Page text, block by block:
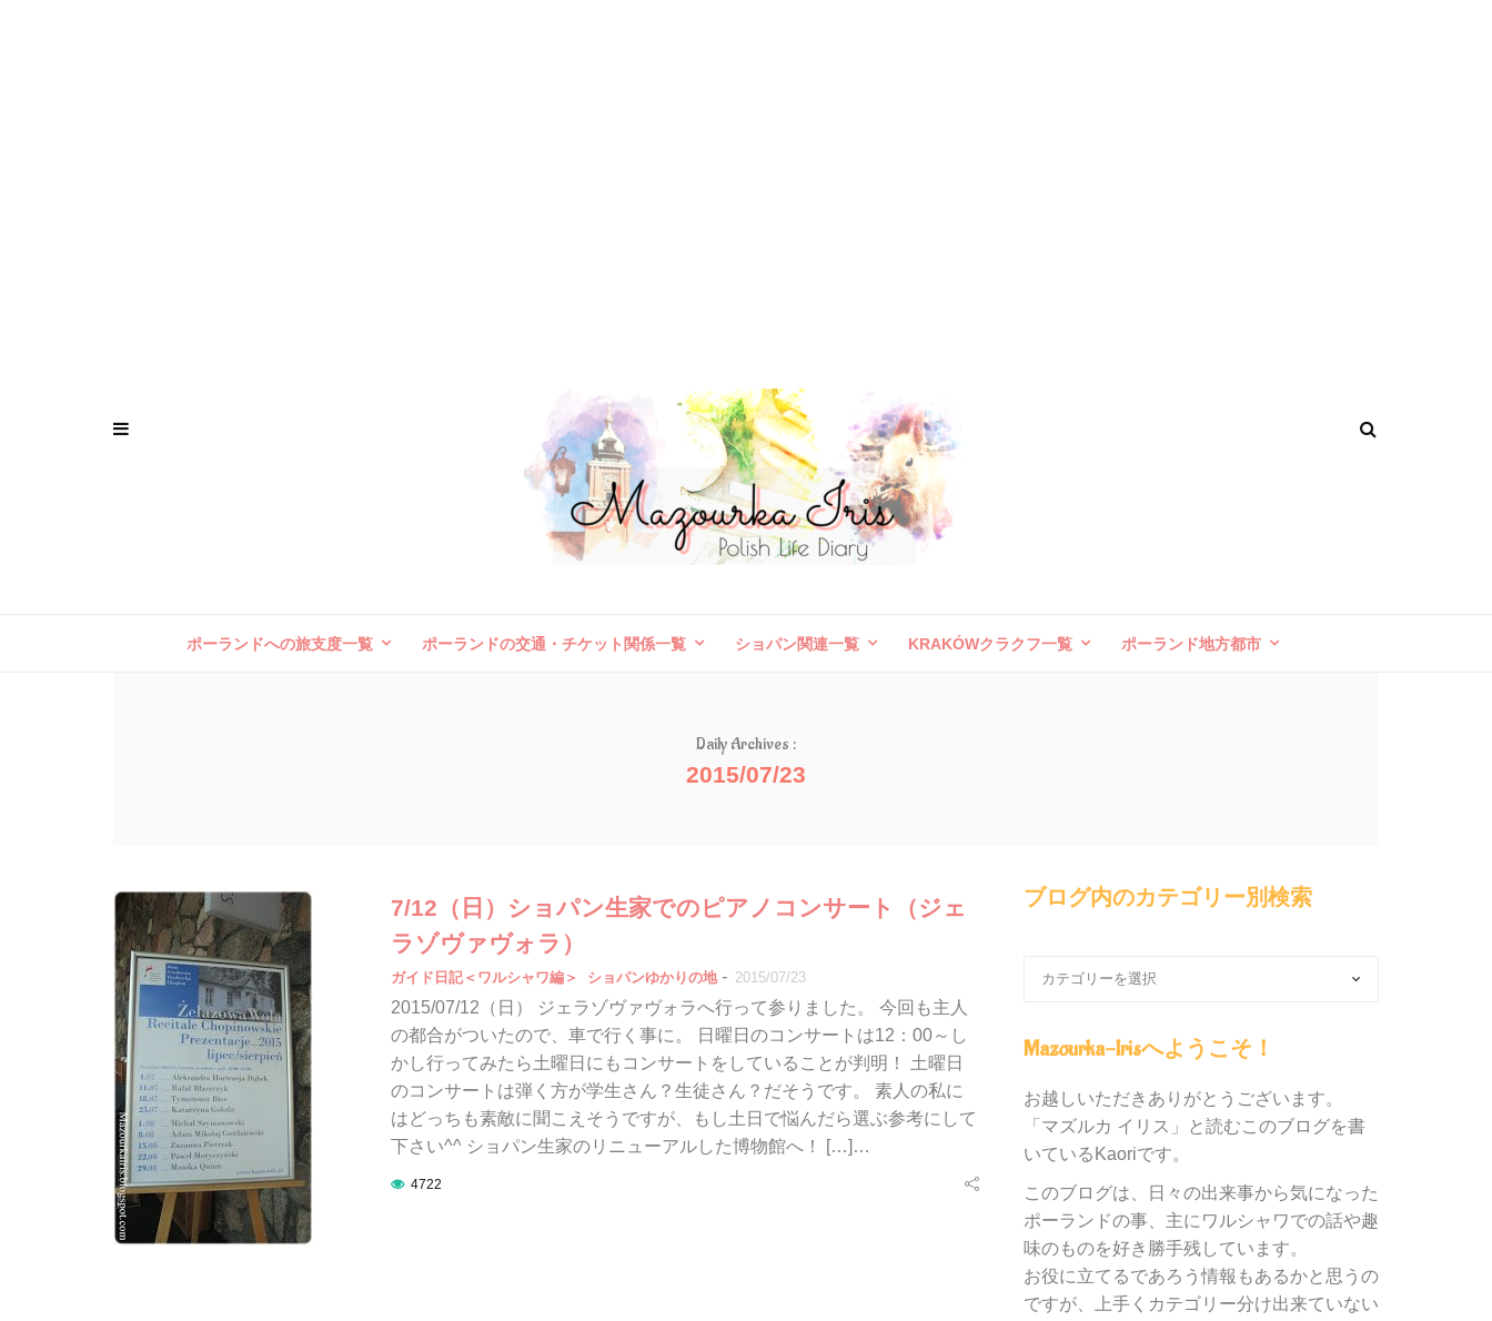
ポーランドへの旅支度一覧 ポーランドの交通・チケット関係一覧 ショパン関連一覧 KRAKÓWクラクフ一覧 ポーランド地方都市
Daily Archives :
2015/07/23
7/12（日）ショパン生家でのピアノコンサート（ジェ
ラゾヴァヴォラ）
ガイド日記＜ワルシャワ編＞ ショパンゆかりの地 - 2015/07/23
2015/07/12（日） ジェラゾヴァヴォラへ行って参りました。 今回も主人
の都合がついたので、車で行く事に。 日曜日のコンサートは12：00～し
かし行ってみたら土曜日にもコンサートをしていることが判明！ 土曜日
のコンサートは弾く方が学生さん？生徒さん？だそうです。 素人の私に
はどっちも素敵に聞こえそうですが、もし土日で悩んだら選ぶ参考にして
下さい^^ ショパン生家のリニューアルした博物館へ！ […]…
4722
ブログ内のカテゴリー別検索
内
の
テ
ゴ
リ
別
検
索
Mazourka-Irisへようこそ！
お越しいただきありがとうございます。
「マズルカ イリス」と読むこのブログを書
いているKaoriです。
このブログは、日々の出来事から気になった
ポーランドの事、主にワルシャワでの話や趣
味のものを好き勝手残しています。
お役に立てるであろう情報もあるかと思うの
ですが、上手くカテゴリー分け出来ていない